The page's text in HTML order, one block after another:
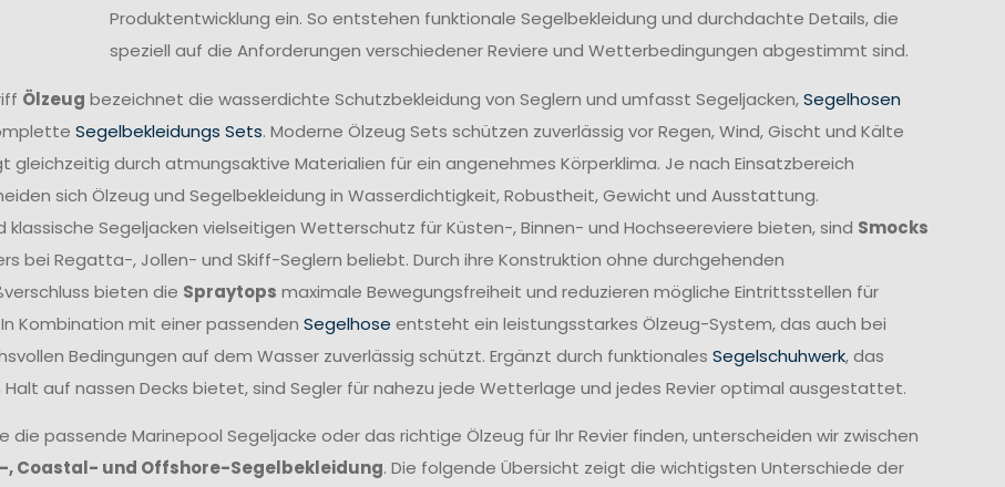
Produktentwicklung ein. So entstehen funktionale Segelbekleidung und durchdachte Details, die
speziell auf die Anforderungen verschiedener Reviere und Wetterbedingungen abgestimmt sind.
Ölzeug bezeichnet die wasserdichte Schutzbekleidung von Seglern und umfasst Segeljacken,Segelhosen
Segelbekleidungs Sets. Moderne Ölzeug Sets schützen zuverlässig vor Regen, Wind, Gischt und Kälte
gleichzeitig durch atmungsaktive Materialien für ein angenehmes Körperklima. Je nach Einsatzbereich
sich Ölzeug und Segelbekleidung in Wasserdichtigkeit, Robustheit, Gewicht und Ausstattung.
klassische Segeljacken vielseitigen Wetterschutz für Küsten-, Binnen- und Hochseereviere bieten, sind Smocks
bei Regatta-, Jollen- und Skiff-Seglern beliebt. Durch ihre Konstruktion ohne durchgehenden
bieten die Spraytops maximale Bewegungsfreiheit und reduzieren mögliche Eintrittsstellen für
Kombination mit einer passenden Segelhose entsteht ein leistungsstarkes Ölzeug-System, das auch bei
Bedingungen auf dem Wasser zuverlässig schützt. Ergänzt durch funktionales Segelschuhwerk, das
Halt auf nassen Decks bietet, sind Segler für nahezu jede Wetterlage und jedes Revier optimal ausgestattet.
die passende Marinepool Segeljacke oder das richtige Ölzeug für Ihr Revier finden, unterscheiden wir zwischen
, Coastal- und Offshore-Segelbekleidung. Die folgende Übersicht zeigt die wichtigsten Unterschiede der